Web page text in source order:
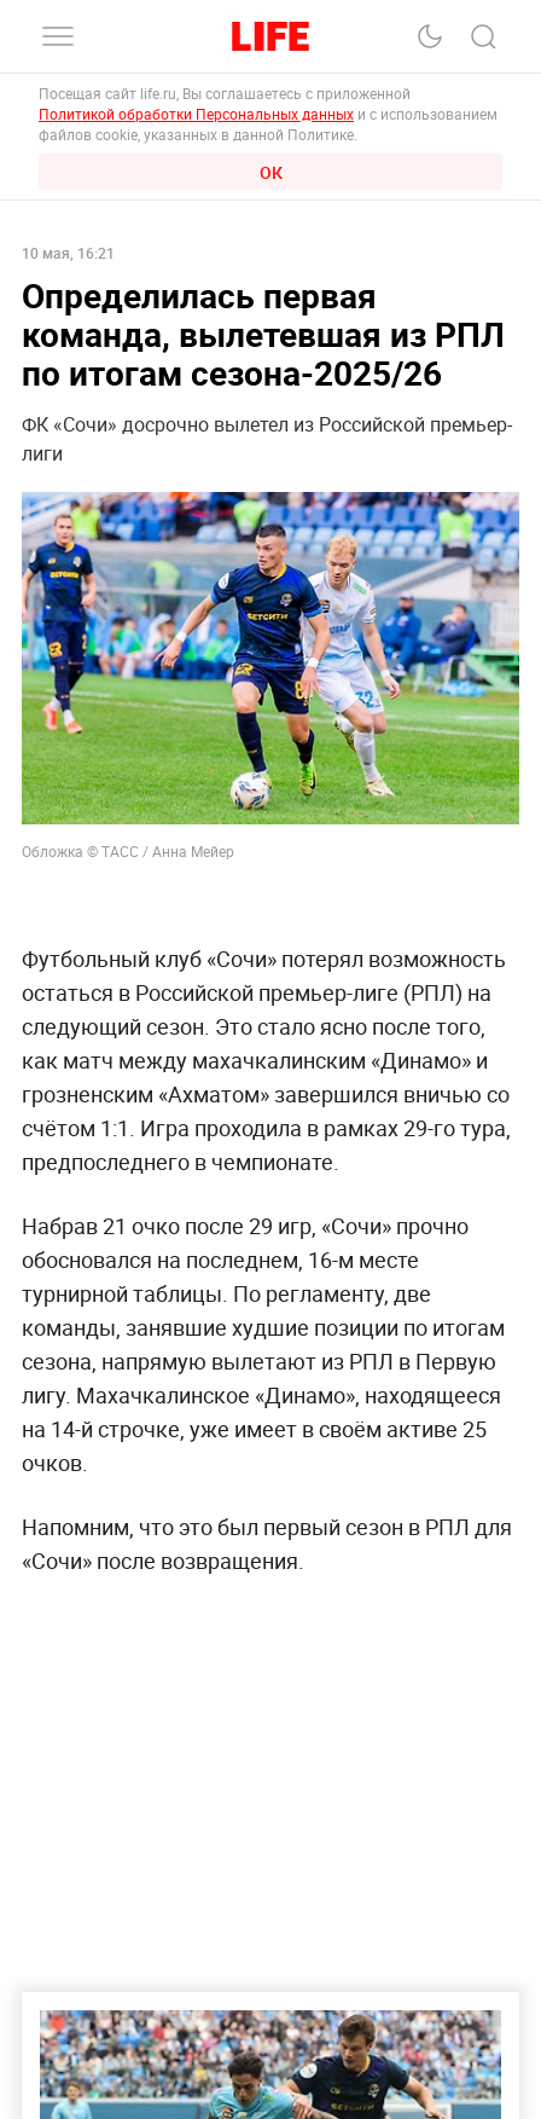
Посещая сайт life.ru, Вы соглашаетесь с приложенной
Политикой обработки Персональных данных и с использованием
файлов cookie, указанных в данной Политике.
ОК
10 мая, 16:21
Определилась первая
команда, вылетевшая из РПЛ
по итогам сезона-2025/26
ФК «Сочи» досрочно вылетел из Российской премьер-
лиги
Обложка © ТАСС / Анна Мейер
Футбольный клуб «Сочи» потерял возможность
остаться в Российской премьер-лиге (РПЛ) на
следующий сезон. Это стало ясно после того,
как матч между махачкалинским «Динамо» и
грозненским «Ахматом» завершился вничью со
счётом 1:1. Игра проходила в рамках 29-го тура,
предпоследнего в чемпионате.
Набрав 21 очко после 29 игр, «Сочи» прочно
обосновался на последнем, 16-м месте
турнирной таблицы. По регламенту, две
команды, занявшие худшие позиции по итогам
сезона, напрямую вылетают из РПЛ в Первую
лигу. Махачкалинское «Динамо», находящееся
на 14-й строчке, уже имеет в своём активе 25
очков.
Напомним, что это был первый сезон в РПЛ для
«Сочи» после возвращения.